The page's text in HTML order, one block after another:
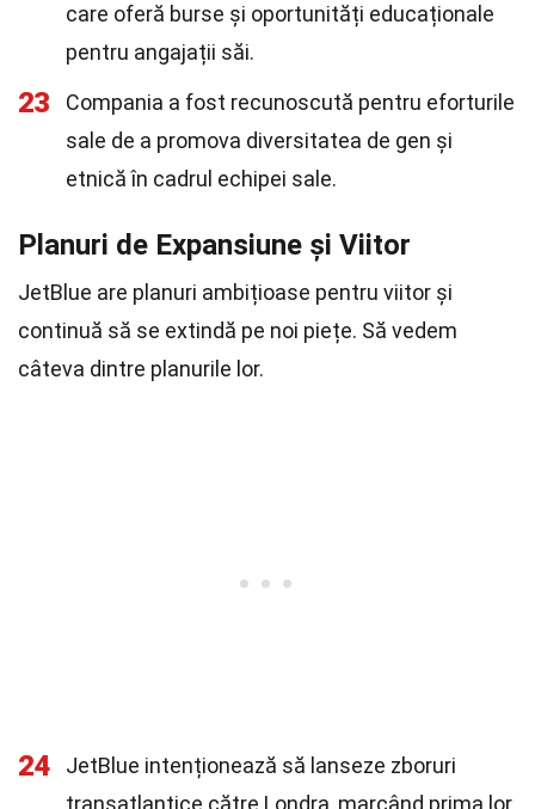
care oferă burse și oportunități educaționale
pentru angajații săi.
23
Compania a fost recunoscută pentru eforturile
sale de a promova diversitatea de gen și
etnică în cadrul echipei sale.
Planuri de Expansiune și Viitor
JetBlue are planuri ambițioase pentru viitor și
continuă să se extindă pe noi piețe. Să vedem
câteva dintre planurile lor.
24
JetBlue intenționează să lanseze zboruri
transatlantice către Londra, marcând prima lor